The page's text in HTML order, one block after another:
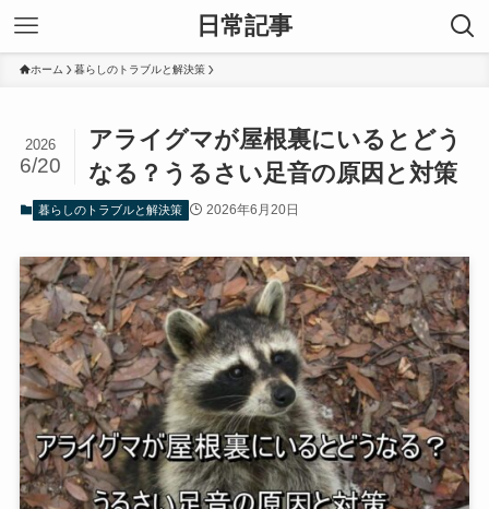
日常記事
ホーム 暮らしのトラブルと解決策
アライグマが屋根裏にいるとどう
なる？うるさい足音の原因と対策
2026
6/20
暮らしのトラブルと解決策 2026年6月20日